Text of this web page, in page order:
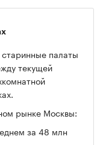
палаты
текущей
рынке Москвы:
за 48 млн